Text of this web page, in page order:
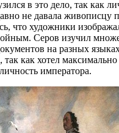
в это дело, так как
не давала живописцу
что художники
Серов изучил
на разных
так как хотел максимально
императора.